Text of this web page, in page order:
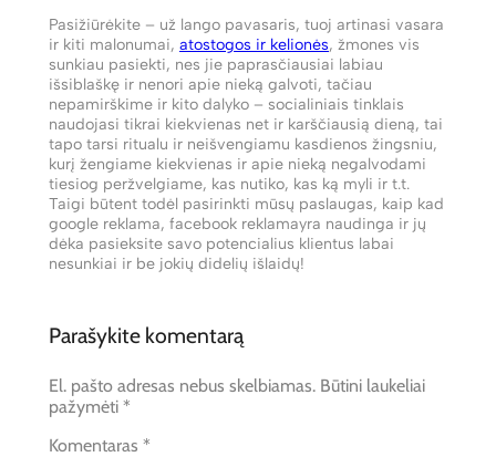
Pasižiūrėkite – už lango pavasaris, tuoj artinasi vasara
ir kiti malonumai, atostogos ir kelionės, žmones vis
sunkiau pasiekti, nes jie paprasčiausiai labiau
išsiblaškę ir nenori apie nieką galvoti, tačiau
nepamirškime ir kito dalyko – socialiniais tinklais
naudojasi tikrai kiekvienas net ir karščiausią dieną, tai
tapo tarsi ritualu ir neišvengiamu kasdienos žingsniu,
kurį žengiame kiekvienas ir apie nieką negalvodami
tiesiog peržvelgiame, kas nutiko, kas ką myli ir t.t.
Taigi būtent todėl pasirinkti mūsų paslaugas, kaip kad
google reklama, facebook reklamayra naudinga ir jų
dėka pasieksite savo potencialius klientus labai
nesunkiai ir be jokių didelių išlaidų!
Parašykite komentarą
El. pašto adresas nebus skelbiamas. Būtini laukeliai
pažymėti *
Komentaras *